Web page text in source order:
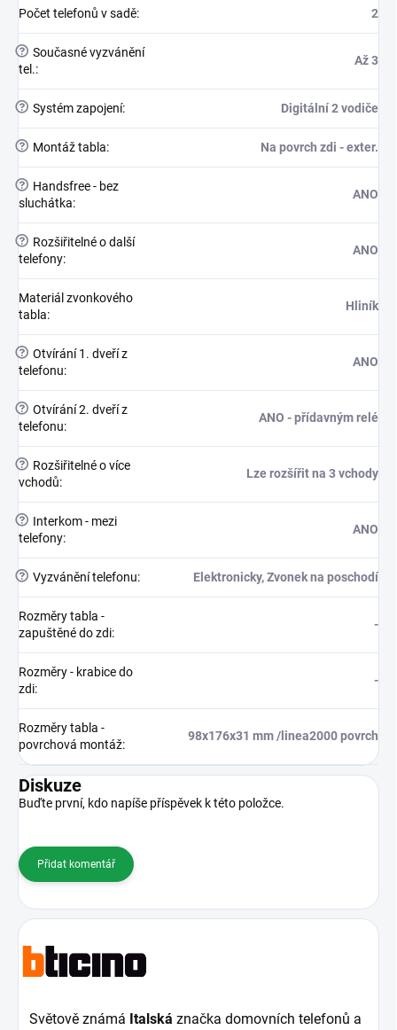
Počet telefonů v sadě: 2
? Současné vyzvánění
tel.:
Až 3
? Systém zapojení: Digitální 2 vodiče
? Montáž tabla: Na povrch zdi - exter.
?
Handsfree - bez
sluchátka:
ANO
?
Rozšiřitelné o další
telefony:
ANO
Materiál zvonkového
tabla:
Hliník
? Otvírání 1. dveří z
telefonu:
ANO
? Otvírání 2. dveří z
telefonu:
ANO - přídavným relé
?
Rozšiřitelné o více
vchodů:
Lze rozšířit na 3 vchody
?
Interkom - mezi
telefony:
ANO
? Vyzvánění telefonu: Elektronicky, Zvonek na poschodí
Rozměry tabla -
zapuštěné do zdi:
-
Rozměry - krabice do
zdi:
-
Rozměry tabla -
povrchová montáž:
98x176x31 mm /linea2000 povrch
Diskuze
Buďte první, kdo napíše příspěvek k této položce.
Přidat komentář
Světově známá Italská značka domovních telefonů a